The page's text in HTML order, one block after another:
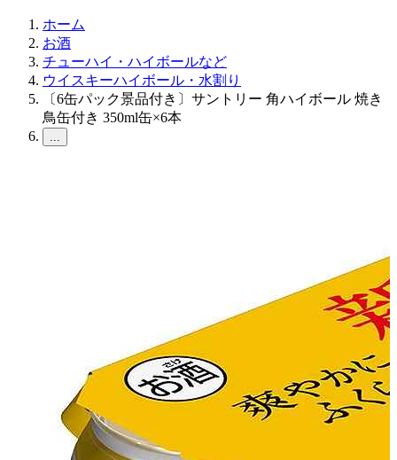
ホーム
お酒
チューハイ・ハイボールなど
ウイスキーハイボール・水割り
〔6缶パック景品付き〕サントリー 角ハイボール 焼き
鳥缶付き 350ml缶×6本
...